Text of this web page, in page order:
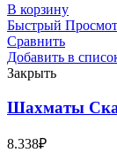
В корзину
Быстрый
Сравнить
Добавить в
Закрыть
Шахматы
8.338₽